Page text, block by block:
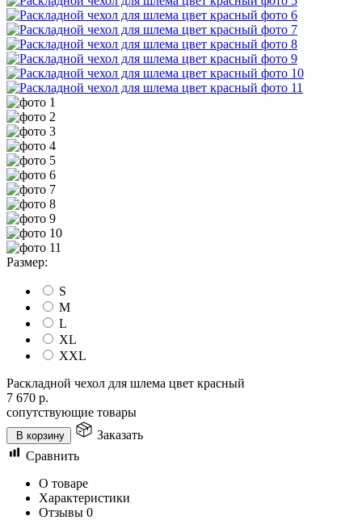
Размер:
S
M
L
XL
XXL
Раскладной чехол для шлема цвет красный
7 670 р.
сопутствующие товары
В корзину
Заказать
Сравнить
О товаре
Характеристики
Отзывы 0